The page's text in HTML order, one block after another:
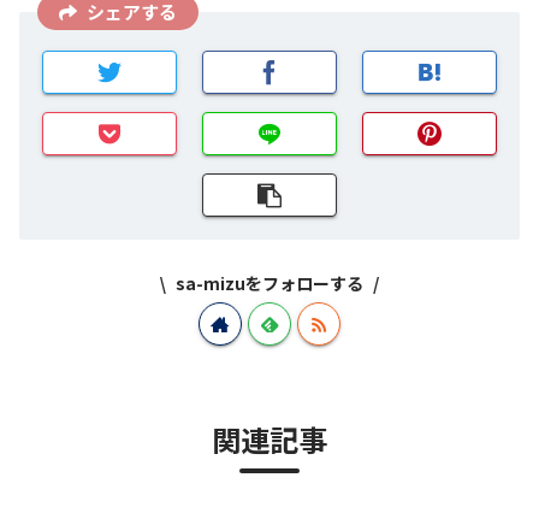
シェアする
sa-mizuをフォローする
関連記事